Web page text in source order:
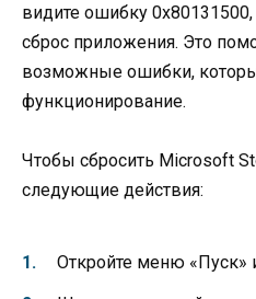
видите ошибку
сброс приложения. Это
возможные ошибки,
функционирование.
Чтобы сбросить Microsoft
следующие действия:
Откройте меню «Пуск»